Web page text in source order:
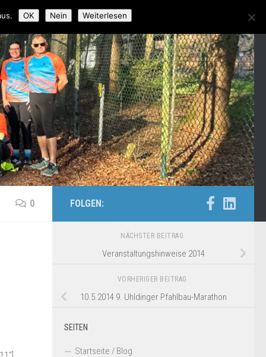
0 FOLGEN:
NÄCHSTER BEITRAG
Veranstaltungshinweise 2014
VORHERIGER BEITRAG
10.5.2014 9. Uhldinger Pfahlbau-Marathon
SEITEN
Startseite / Blog
OK Nein Weiterlesen